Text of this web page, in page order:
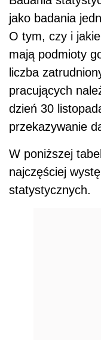
jako badania
O tym, czy i
mają podmioty
liczba
pracujących
dzień 30
przekazywanie
W poniższej
najczęściej
statystycznych.